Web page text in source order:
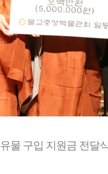
유물 구입 지원금 전달